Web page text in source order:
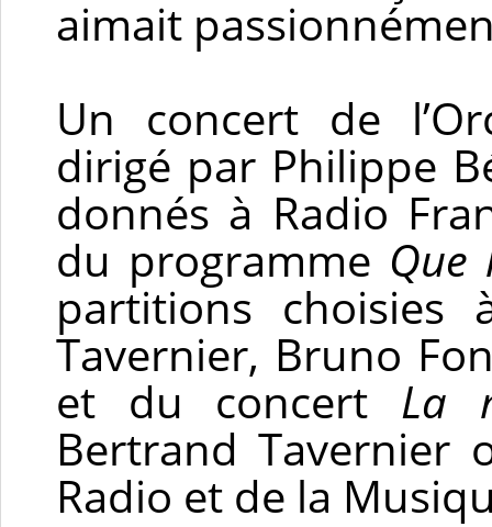
aimait
Un concert de
dirigé par Philippe
donnés à Radio
du programme Que
partitions
Tavernier, Bruno
et du concert La
Bertrand Tavernier
Radio et de la